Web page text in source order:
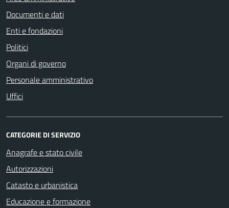
Documenti e dati
Enti e fondazioni
Politici
Organi di governo
Personale amministrativo
Uffici
CATEGORIE DI SERVIZIO
Anagrafe e stato civile
Autorizzazioni
Catasto e urbanistica
Educazione e formazione